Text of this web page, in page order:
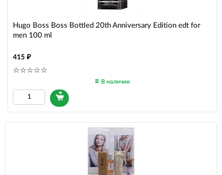
Hugo Boss Boss Bottled 20th Anniversary Edition edt for
men 100 ml
415
В наличии